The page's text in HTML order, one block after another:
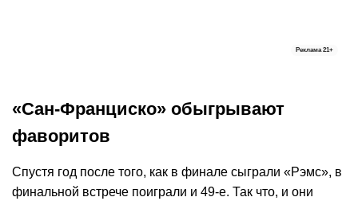
Реклама 21+
«Сан-Франциско» обыгрывают
фаворитов
Спустя год после того, как в финале сыграли «Рэмс», в
финальной встрече поиграли и 49-е. Так что, и они